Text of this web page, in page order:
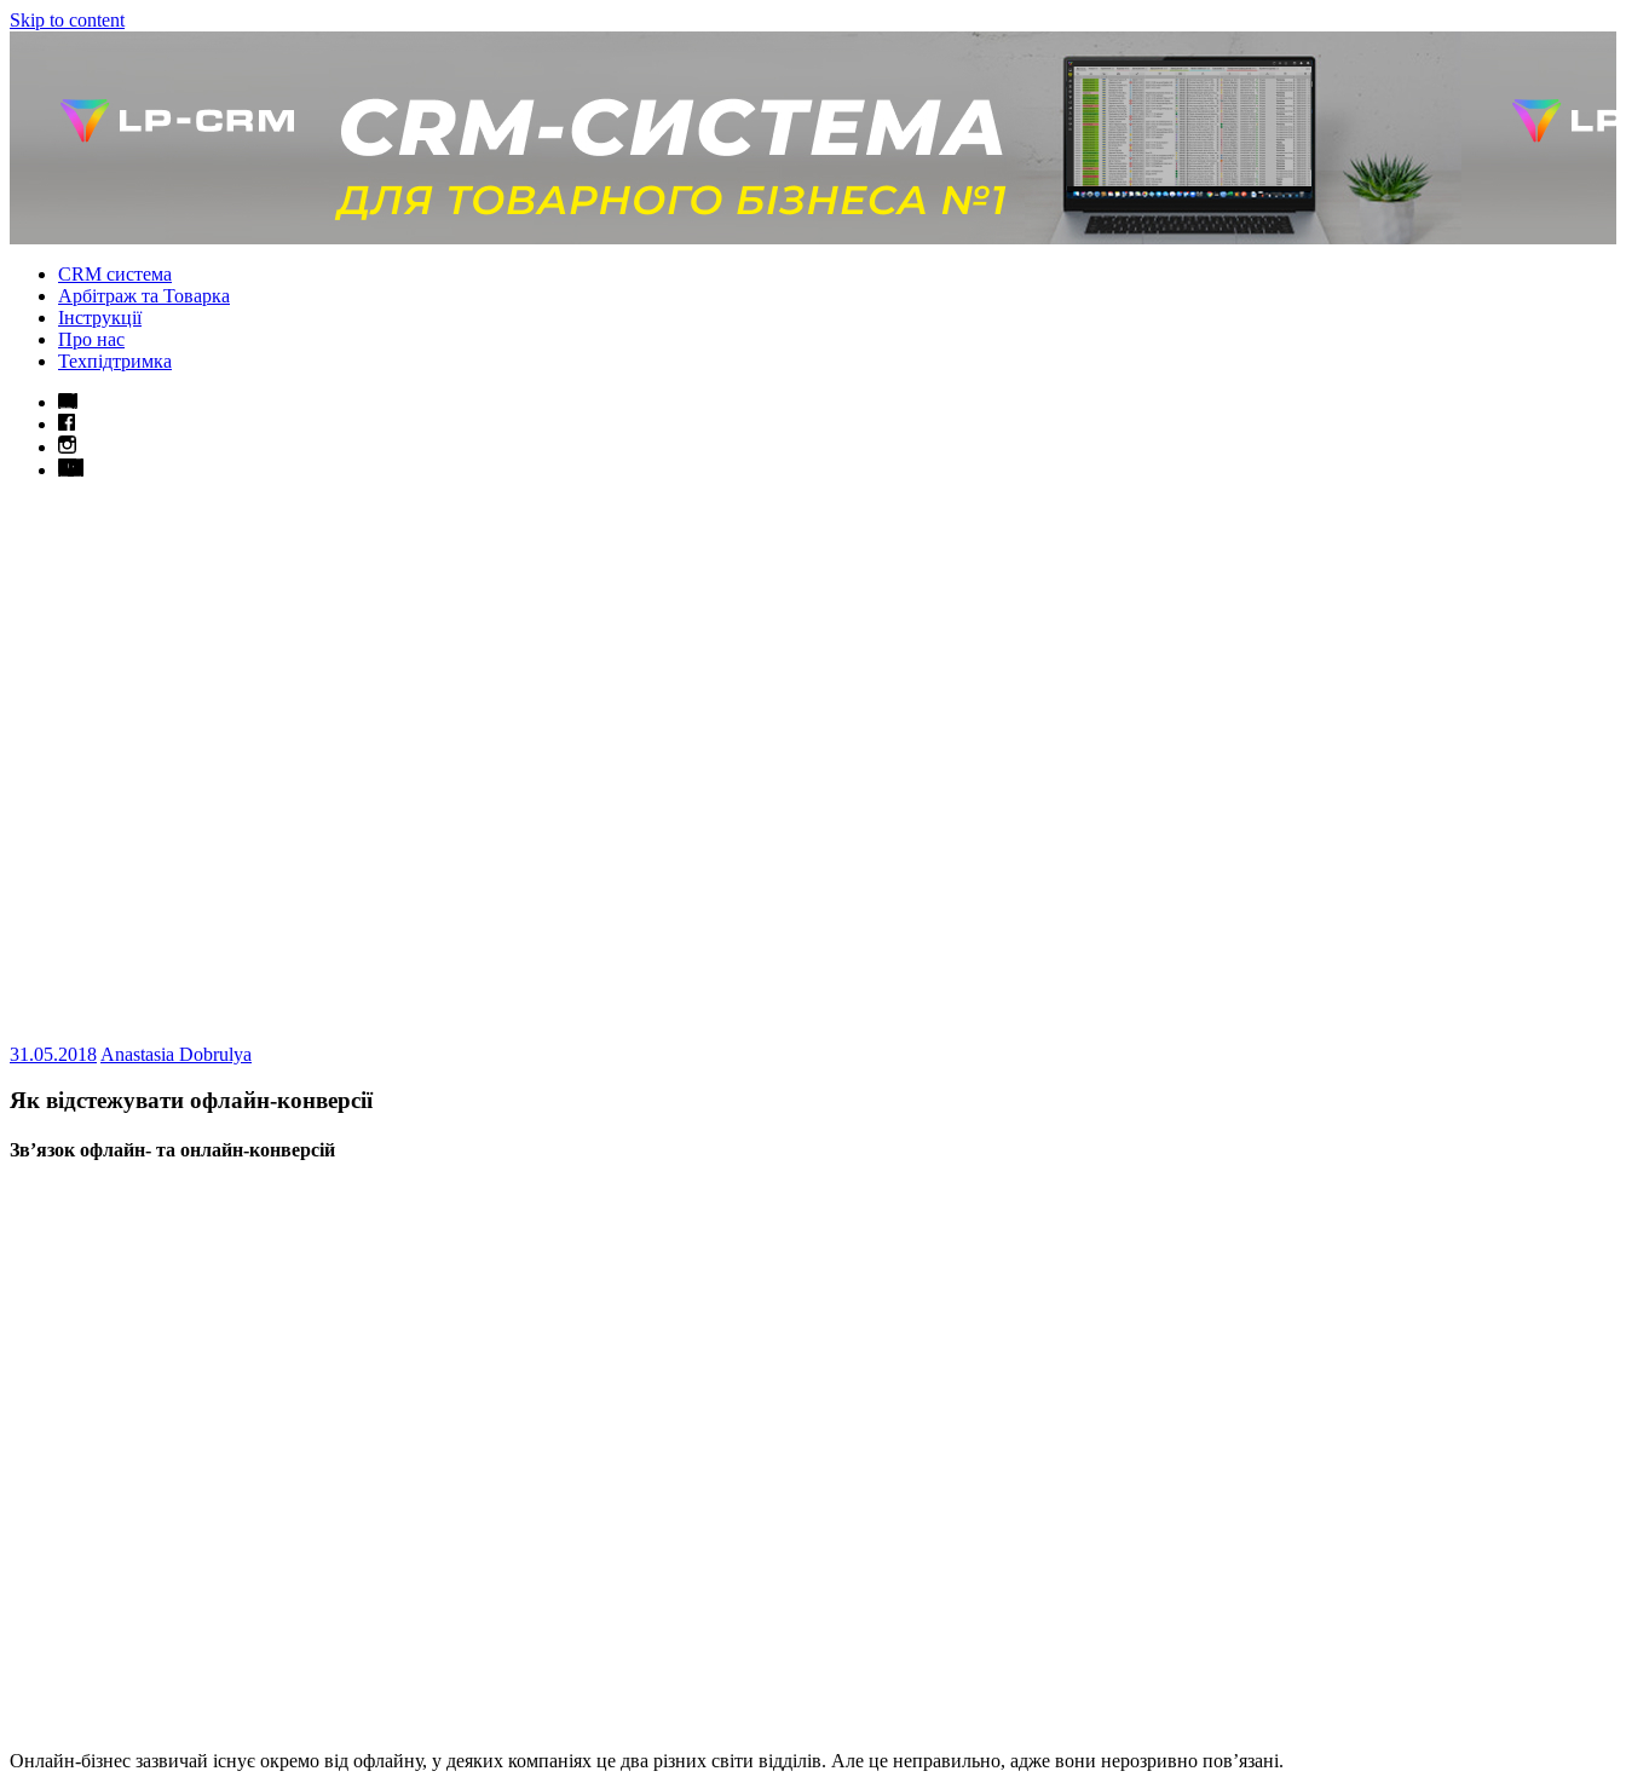
Skip to content
CRM система
Арбітраж та Товарка
Інструкції
Про нас
Техпідтримка
31.05.2018 Anastasia Dobrulya
Як відстежувати офлайн-конверсії
Зв’язок офлайн- та онлайн-конверсій
Онлайн-бізнес зазвичай існує окремо від офлайну, у деяких компаніях це два різних світи відділів. Але це неправильно, адже вони нерозривно пов’язані.